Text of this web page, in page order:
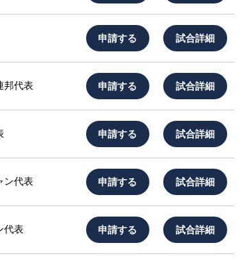
申請する 試合詳細
邦代表 申請する 試合詳細
申請する 試合詳細
ン代表 申請する 試合詳細
代表 申請する 試合詳細